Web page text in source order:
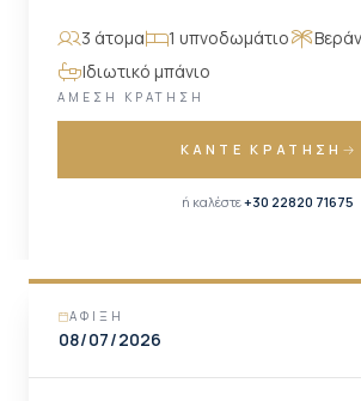
3 άτομα 1 υπνοδωμάτιο
Ιδιωτικό μπάνιο
ΆΜΕΣΗ ΚΡΆΤΗΣΗ
ΚΆΝΤΕ ΚΡΆΤΗΣΗ
ή καλέστε+30 22820 71675
ΆΦΙΞΗ